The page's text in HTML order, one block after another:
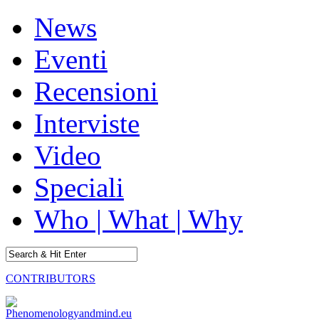
News
Eventi
Recensioni
Interviste
Video
Speciali
Who | What | Why
CONTRIBUTORS